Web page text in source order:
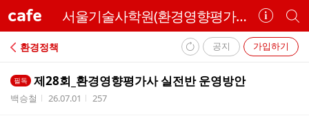
cafe 서울기술사학원(환경영향평가사)
카
페
정
보
개
별
카
페
공지 가입하기
환경정책
필독 제28회_환경영향평가사 실전반 운영방안
작성자
백승철 작성시간
26.07.01 조회수
257